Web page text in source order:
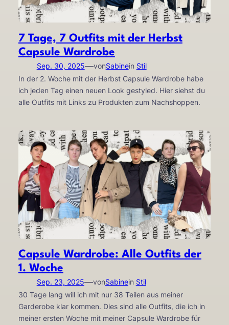
7 Tage, 7 Outfits mit der Herbst
Capsule Wardrobe
Sep. 30, 2025—vonSabinein Stil
In der 2. Woche mit der Herbst Capsule Wardrobe habe
ich jeden Tag einen neuen Look gestyled. Hier siehst du
alle Outfits mit Links zu Produkten zum Nachshoppen.
Capsule Wardrobe: Alle Outfits der
1. Woche
Sep. 23, 2025—vonSabinein Stil
30 Tage lang will ich mit nur 38 Teilen aus meiner
Garderobe klar kommen. Dies sind alle Outfits, die ich in
meiner ersten Woche mit meiner Capsule Wardrobe für